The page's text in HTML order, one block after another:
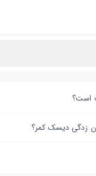
است؟
زدگی دیسک کمر؟